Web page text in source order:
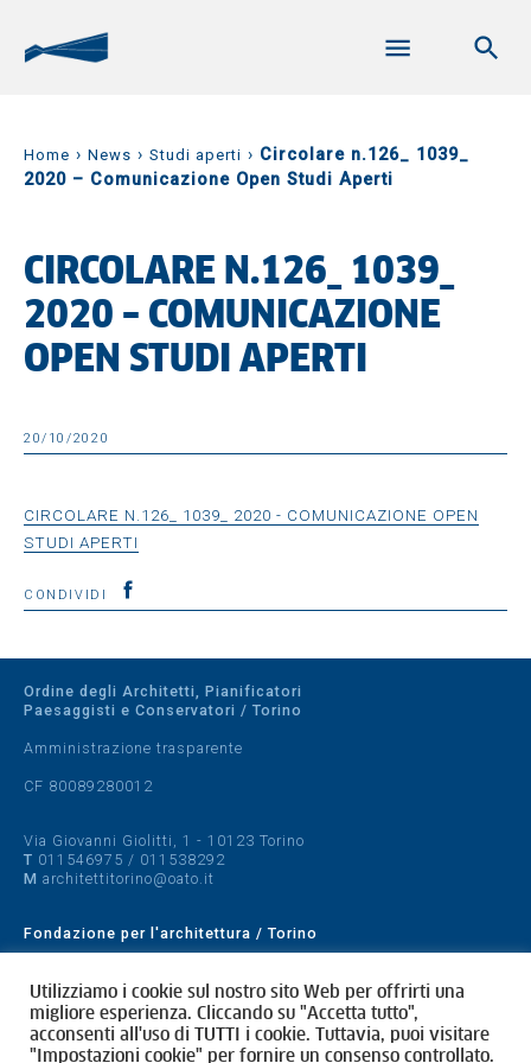
Home › News › Studi aperti › Circolare n.126_ 1039_
2020 – Comunicazione Open Studi Aperti
CIRCOLARE N.126_ 1039_
2020 – COMUNICAZIONE
OPEN STUDI APERTI
20/10/2020
CIRCOLARE N.126_ 1039_ 2020 - COMUNICAZIONE OPEN
STUDI APERTI
CONDIVIDI
Ordine degli Architetti, Pianificatori
Paesaggisti e Conservatori / Torino
Amministrazione trasparente
CF 80089280012
Via Giovanni Giolitti, 1 - 10123 Torino
T 011546975 / 011538292
M architettitorino@oato.it
Fondazione per l'architettura / Torino
Cookie Policy
Privacy Policy
Utilizziamo i cookie sul nostro sito Web per offrirti una
migliore esperienza. Cliccando su "Accetta tutto",
acconsenti all'uso di TUTTI i cookie. Tuttavia, puoi visitare
"Impostazioni cookie" per fornire un consenso controllato.